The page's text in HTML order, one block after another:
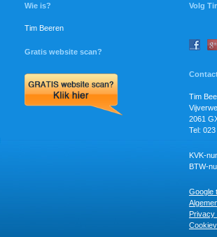
Wie is?
Tim Beeren
Gratis website scan?
Volg
Tim
2061
Tel:
KVK-
BTW-
Google
Privacy